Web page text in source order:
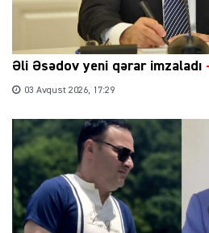
Əli Əsədov yeni qərar imzaladı
03 Avqust 2026, 17:29